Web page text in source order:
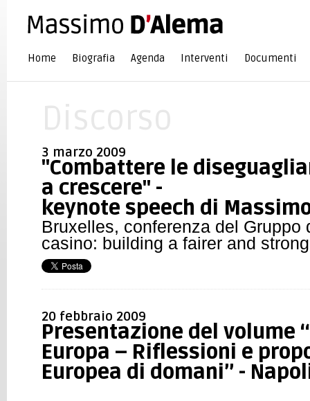
Home Biografia Agenda Interventi Documenti
3 marzo 2009
''Combattere le
a crescere" -
keynote speech di Massimo
Bruxelles, conferenza del Gruppo
casino: building a fairer and
20 febbraio 2009
Presentazione del volume
Europa – Riflessioni e
Europea di domani” -